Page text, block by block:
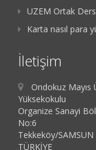
UZEM Ortak
Karta nasıl para
İletişim
Ondokuz
Yüksekokulu
Organize Sanayi
No:6
Tekkeköy/SAMSUN
TÜRKİYE